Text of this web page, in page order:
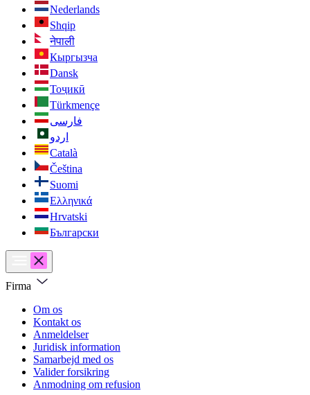
Nederlands
Shqip
नेपाली
Кыргызча
Dansk
Тоҷикӣ
Türkmençe
فارسی
اردو
Català
Čeština
Suomi
Ελληνικά
Hrvatski
Български
Firma
Om os
Kontakt os
Anmeldelser
Juridisk information
Samarbejd med os
Valider forsikring
Anmodning om refusion